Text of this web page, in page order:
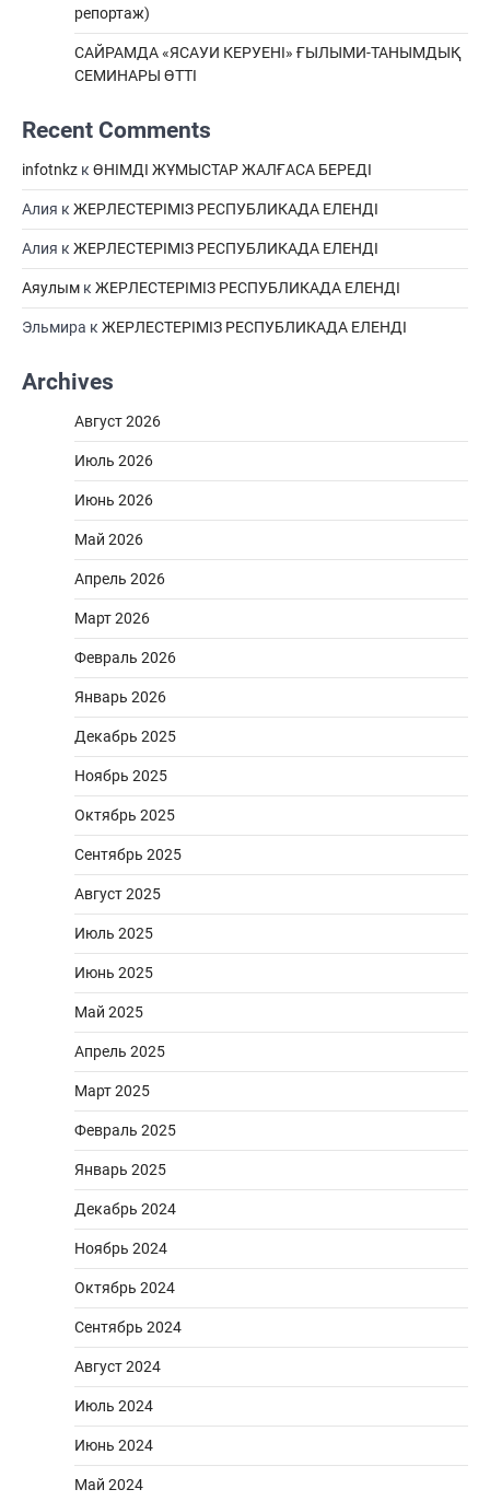
репортаж)
САЙРАМДА «ЯСАУИ КЕРУЕНІ» ҒЫЛЫМИ-ТАНЫМДЫҚ
СЕМИНАРЫ ӨТТІ
Recent Comments
infotnkz к ӨНІМДІ ЖҰМЫСТАР ЖАЛҒАСА БЕРЕДІ
Алия к ЖЕРЛЕСТЕРІМІЗ РЕСПУБЛИКАДА ЕЛЕНДІ
Алия к ЖЕРЛЕСТЕРІМІЗ РЕСПУБЛИКАДА ЕЛЕНДІ
Аяулым к ЖЕРЛЕСТЕРІМІЗ РЕСПУБЛИКАДА ЕЛЕНДІ
Эльмира к ЖЕРЛЕСТЕРІМІЗ РЕСПУБЛИКАДА ЕЛЕНДІ
Archives
Август 2026
Июль 2026
Июнь 2026
Май 2026
Апрель 2026
Март 2026
Февраль 2026
Январь 2026
Декабрь 2025
Ноябрь 2025
Октябрь 2025
Сентябрь 2025
Август 2025
Июль 2025
Июнь 2025
Май 2025
Апрель 2025
Март 2025
Февраль 2025
Январь 2025
Декабрь 2024
Ноябрь 2024
Октябрь 2024
Сентябрь 2024
Август 2024
Июль 2024
Июнь 2024
Май 2024